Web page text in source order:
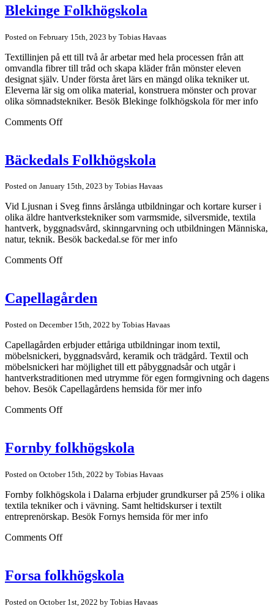
Blekinge Folkhögskola
Posted on February 15th, 2023 by Tobias Havaas
Textillinjen på ett till två år arbetar med hela processen från att
omvandla fibrer till tråd och skapa kläder från mönster eleven
designat själv. Under första året lärs en mängd olika tekniker ut.
Eleverna lär sig om olika material, konstruera mönster och provar
olika sömnadstekniker. Besök Blekinge folkhögskola för mer info
Comments Offon
Bäckedals Folkhögskola
Posted on January 15th, 2023 by Tobias Havaas
Vid Ljusnan i Sveg finns årslånga utbildningar och kortare kurser i
olika äldre hantverkstekniker som varmsmide, silversmide, textila
hantverk, byggnadsvård, skinngarvning och utbildningen Människa,
natur, teknik. Besök backedal.se för mer info
Comments Offon
Capellagården
Posted on December 15th, 2022 by Tobias Havaas
Capellagården erbjuder ettåriga utbildningar inom textil,
möbelsnickeri, byggnadsvård, keramik och trädgård. Textil och
möbelsnickeri har möjlighet till ett påbyggnadsår och utgår i
hantverkstraditionen med utrymme för egen formgivning och dagens
behov. Besök Capellagårdens hemsida för mer info
Comments Offon
Fornby folkhögskola
Posted on October 15th, 2022 by Tobias Havaas
Fornby folkhögskola i Dalarna erbjuder grundkurser på 25% i olika
textila tekniker och i vävning. Samt heltidskurser i textilt
entreprenörskap. Besök Fornys hemsida för mer info
Comments Offon
Forsa folkhögskola
Posted on October 1st, 2022 by Tobias Havaas